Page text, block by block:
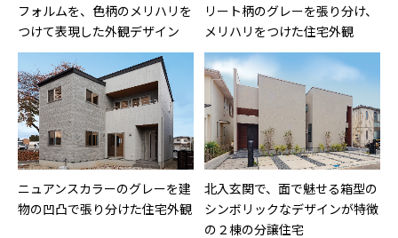
フォルムを、色柄のメリハリを
つけて表現した外観デザイン
リート柄のグレーを張り分け、
メリハリをつけた住宅外観
ニュアンスカラーのグレーを建
物の凹凸で張り分けた住宅外観
北入玄関で、面で魅せる箱型の
シンボリックなデザインが特徴
の２棟の分譲住宅